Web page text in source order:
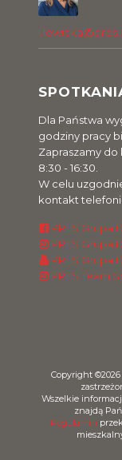
Dla Państwa
godziny pracy
Zapraszamy
8:30 - 16:30.
W celu
kontakt
PRES Grupa
PRES Grupa
PRES Grupa
PRES Team
Copyright ©2026
Wszelkie
znajdą
Regulamin